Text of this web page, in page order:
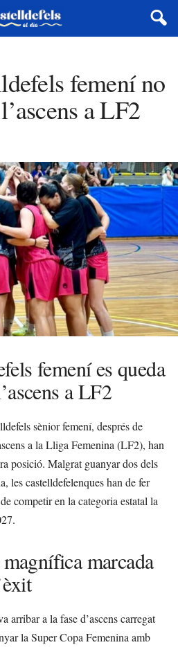
femení no
a LF2
femení es queda
a LF2
sènior femení, després de
a la Lliga Femenina (LF2), han
posició. Malgrat guanyar dos dels
les castelldefelenques han de fer
competir en la categoria estatal la
marcada
arribar a la fase d’ascens carregat
la Super Copa Femenina amb